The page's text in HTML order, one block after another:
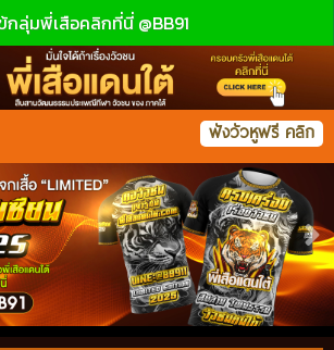
กลุ่มพี่เสือคลิกที่นี่ @BB91
ฟังวัวหูฟรี คลิก